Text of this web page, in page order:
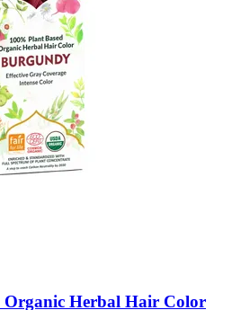
Organic Herbal Hair Color